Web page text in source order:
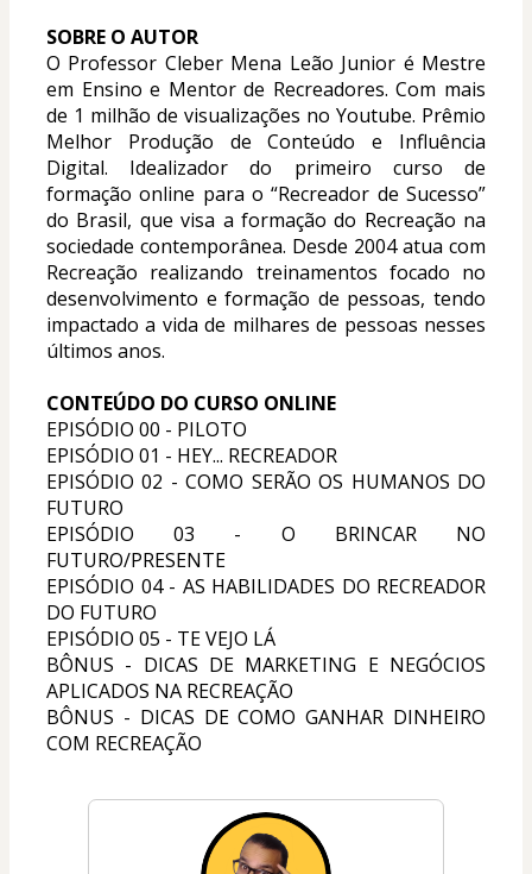
SOBRE O AUTOR
O Professor Cleber Mena Leão Junior é Mestre
em Ensino e Mentor de Recreadores. Com mais
de 1 milhão de visualizações no Youtube. Prêmio
Melhor Produção de Conteúdo e Influência
Digital. Idealizador do primeiro curso de
formação online para o “Recreador de Sucesso”
do Brasil, que visa a formação do Recreação na
sociedade contemporânea. Desde 2004 atua com
Recreação realizando treinamentos focado no
desenvolvimento e formação de pessoas, tendo
impactado a vida de milhares de pessoas nesses
últimos anos.
CONTEÚDO DO CURSO ONLINE
EPISÓDIO 00 - PILOTO
EPISÓDIO 01 - HEY... RECREADOR
EPISÓDIO 02 - COMO SERÃO OS HUMANOS DO
FUTURO
EPISÓDIO 03 - O BRINCAR NO
FUTURO/PRESENTE
EPISÓDIO 04 - AS HABILIDADES DO RECREADOR
DO FUTURO
EPISÓDIO 05 - TE VEJO LÁ
BÔNUS - DICAS DE MARKETING E NEGÓCIOS
APLICADOS NA RECREAÇÃO
BÔNUS - DICAS DE COMO GANHAR DINHEIRO
COM RECREAÇÃO